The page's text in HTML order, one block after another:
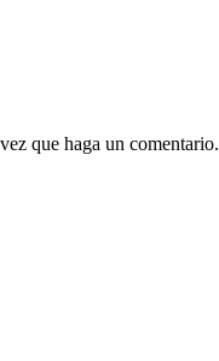
que haga un comentario.